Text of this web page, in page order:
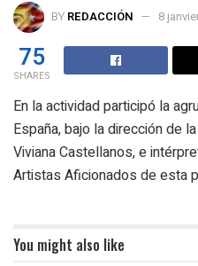
BY REDACCIÓN 8
75
SHARES
En la actividad participó la
España, bajo la dirección de
Viviana Castellanos, e
Artistas Aficionados de esta
You might also like